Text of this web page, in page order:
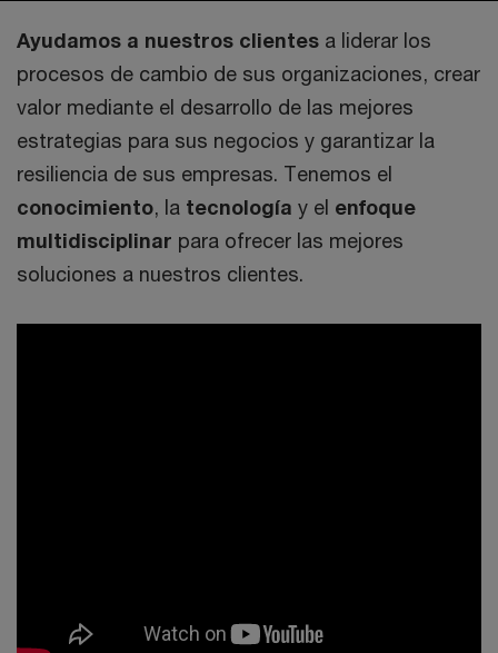
Ayudamos a nuestros clientes a liderar los
procesos de cambio de sus organizaciones, crear
valor mediante el desarrollo de las mejores
estrategias para sus negocios y garantizar la
resiliencia de sus empresas. Tenemos el
conocimiento, la tecnología y el enfoque
multidisciplinar para ofrecer las mejores
soluciones a nuestros clientes.